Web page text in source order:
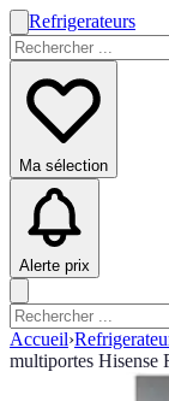
Refrigerateurs
Ma sélection
Alerte prix
Accueil›
multiportes Hisense